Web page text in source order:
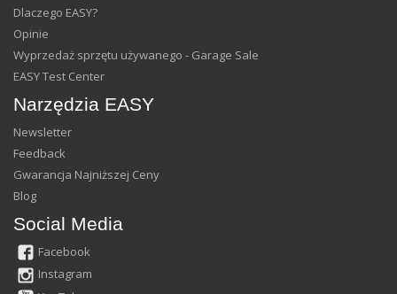
Dlaczego EASY?
Opinie
Wyprzedaż sprzętu używanego - Garage Sale
EASY Test Center
Narzędzia EASY
Newsletter
Feedback
Gwarancja Najniższej Ceny
Blog
Social Media
Facebook
Instagram